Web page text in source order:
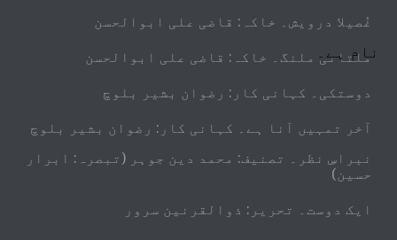
غُصیلا درویش۔ خاکہ: قاضی علی ابوالحسن
ملتانی ملنگ۔ خاکہ: قاضی علی ابوالحسن
دوستکی۔ کہانی کار: رضوان بشیر بلوچ
آخر تمہیں آنا ہے۔ کہانی کار: رضوان بشیر بلوچ
نبراسِ نظر۔ تصنیف: محمد دین جوہر (تبصرہ: ابرار
حسین)
ایک دوست۔ تحریر: ذوالقرنین سرور